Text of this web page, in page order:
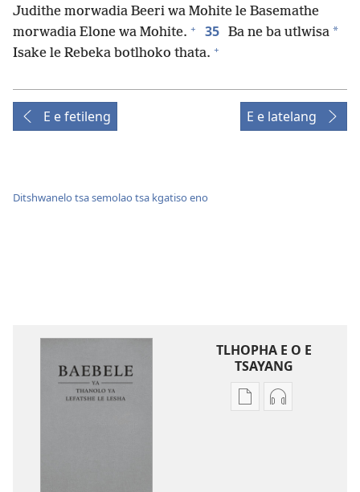
Judithe morwadia Beeri wa Mohite le Basemathe
morwadia Elone wa Mohite. + 35 Ba ne ba utlwisa *
Isake le Rebeka botlhoko thata. +
E e fetileng E e latelang
Ditshwanelo tsa semolao tsa kgatiso eno
TLHOPHA E O E
TSAYANG
DitselaDitsela